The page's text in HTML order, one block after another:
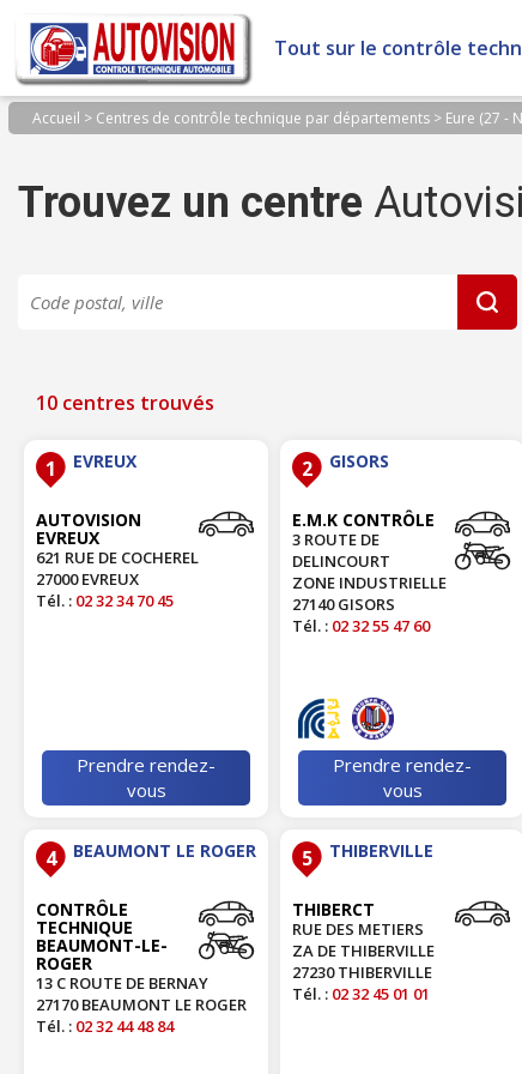
Panneau de gestion des cookies
Tout sur le contrôle
Accueil > Centres de contrôle technique par départements> Eure (27 -
Trouvez un centre
10 centres trouvés
1 EVREUX
AUTOVISION
EVREUX
621 RUE DE COCHEREL
27000 EVREUX
Tél. : 02 32 34 70 45
Prendre rendez-
vous
2 GISORS
E.M.K CONTRÔLE
3 ROUTE DE
DELINCOURT
ZONE INDUSTRIELLE
27140 GISORS
Tél. : 02 32 55 47 60
Prendre rendez-
vous
4 BEAUMONT LE ROGER
CONTRÔLE
TECHNIQUE
BEAUMONT-LE-
ROGER
13 C ROUTE DE BERNAY
27170 BEAUMONT LE ROGER
Tél. : 02 32 44 48 84
5 THIBERVILLE
THIBERCT
RUE DES METIERS
ZA DE THIBERVILLE
27230 THIBERVILLE
Tél. : 02 32 45 01 01